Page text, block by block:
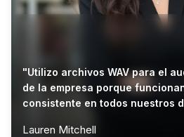
"Utilizo archivos WAV para el
de la empresa porque
consistente en todos nuestros
Lauren Mitchell